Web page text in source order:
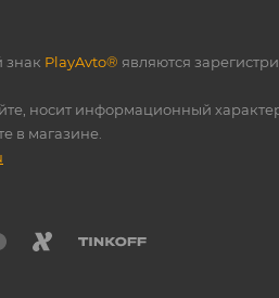
PlayAvto® являются
носит информационный
в магазине.